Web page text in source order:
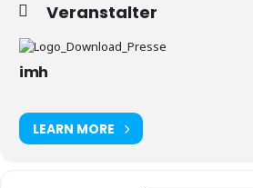
Veranstalter
imh
LEARN MORE